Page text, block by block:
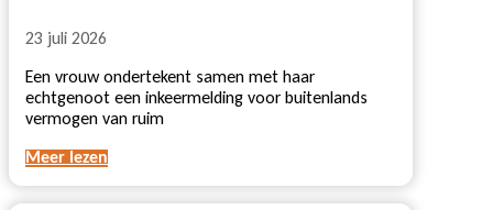
23 juli 2026
Een vrouw ondertekent samen met haar
echtgenoot een inkeermelding voor buitenlands
vermogen van ruim
Meer lezen